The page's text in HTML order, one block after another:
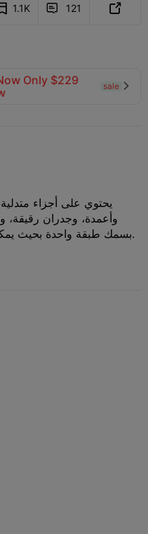
1.1K  121 
Only $229
sale 
يحتوي على أجزاء
وأعمدة، وجدران
بسمك طبقة واحدة بحيث يمكنك التحقق من جودة الطبقة الأولى.